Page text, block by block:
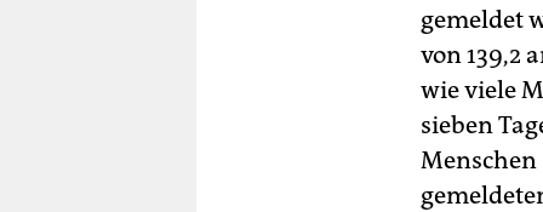
gemeldet
von 139,2
wie viele
sieben